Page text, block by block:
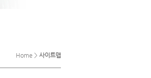
Home > 사이트맵